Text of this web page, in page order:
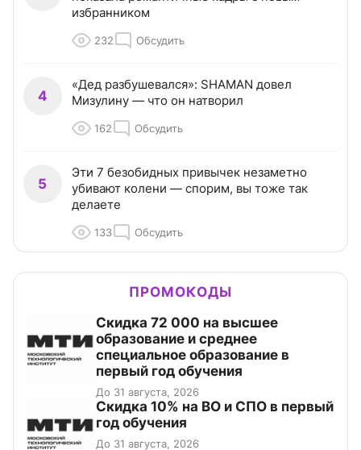
избранником
232 Обсудить
4
«Дед разбушевался»: SHAMAN довел
Мизулину — что он натворил
162 Обсудить
5
Эти 7 безобидных привычек незаметно
убивают колени — спорим, вы тоже так
делаете
133 Обсудить
ПРОМОКОДЫ
Скидка 72 000 на высшее
образование и среднее
специальное образование в
первый год обучения
До 31 августа, 2026
Скидка 10% на ВО и СПО в первый
год обучения
До 31 августа, 2026